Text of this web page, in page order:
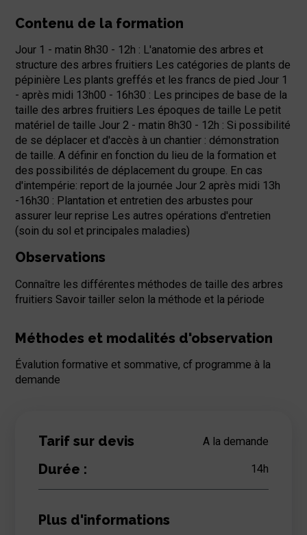
Contenu de la formation
Jour 1 - matin 8h30 - 12h : L'anatomie des arbres et
structure des arbres fruitiers Les catégories de plants de
pépinière Les plants greffés et les francs de pied Jour 1
- après midi 13h00 - 16h30 : Les principes de base de la
taille des arbres fruitiers Les époques de taille Le petit
matériel de taille Jour 2 - matin 8h30 - 12h : Si possibilité
de se déplacer et d'accès à un chantier : démonstration
de taille. A définir en fonction du lieu de la formation et
des possibilités de déplacement du groupe. En cas
d'intempérie: report de la journée Jour 2 après midi 13h
-16h30 : Plantation et entretien des arbustes pour
assurer leur reprise Les autres opérations d'entretien
(soin du sol et principales maladies)
Observations
Connaître les différentes méthodes de taille des arbres
fruitiers Savoir tailler selon la méthode et la période
Méthodes et modalités d'observation
Évalution formative et sommative, cf programme à la
demande
Tarif sur devis A la demande
Durée : 14h
Plus d'informations